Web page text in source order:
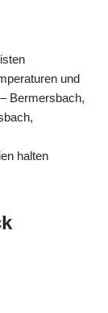
und
Bermersbach,
halten